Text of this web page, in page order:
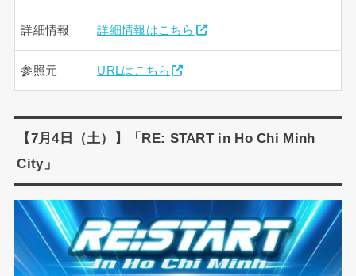
詳細情報 詳細情報はこちら
参照元 URLはこちら
【7月4日（土）】「RE: START in Ho Chi Minh
City」